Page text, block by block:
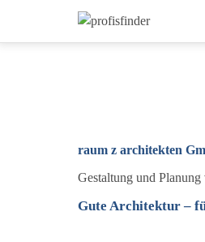
raum z architekten
Gestaltung und
Gute Architektur –